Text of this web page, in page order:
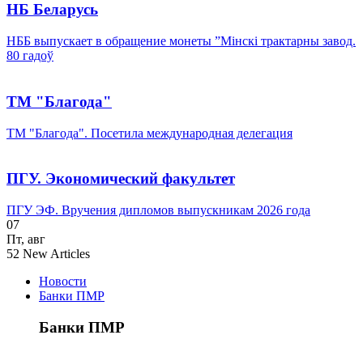
НБ Беларусь
НББ выпускает в обращение монеты ”Мінскі трактарны завод.
80 гадоў
ТМ "Благода"
ТМ "Благода". Посетила международная делегация
ПГУ. Экономический факультет
ПГУ ЭФ. Вручения дипломов выпускникам 2026 года
07
Пт, авг
52 New Articles
Новости
Банки ПМР
Банки ПМР